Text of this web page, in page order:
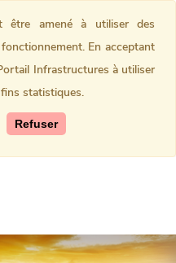
être amené à utiliser des
En acceptant
Infrastructures à utiliser
statistiques.
Refuser